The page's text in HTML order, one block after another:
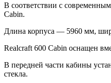
В соответствии с
Cabin.
Длина корпуса — 5960 мм,
Realcraft 600 Cabin оснащен
В передней части кабины
стекла.